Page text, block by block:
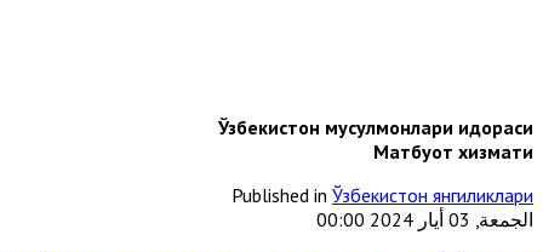
Ўзбекистон мусулмонлари идораси
Матбуот хизмати
Published in Ўзбекистон янгиликлари
الجمعة, 03 أيار 2024 00:00